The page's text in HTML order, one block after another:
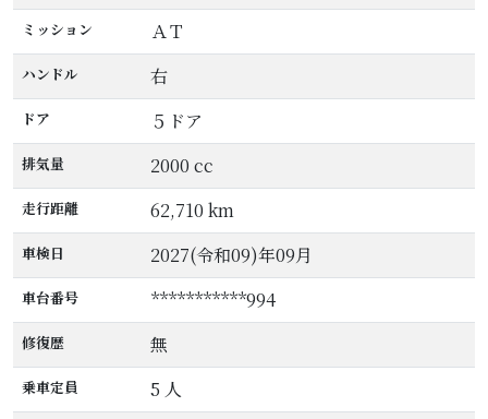
ミッション ＡＴ
ハンドル 右
ドア ５ドア
排気量 2000 cc
走行距離 62,710 km
車検日 2027(令和09)年09月
車台番号 ***********994
修復歴 無
乗車定員 5 人